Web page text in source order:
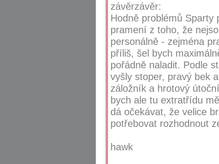
závěrzávěr:
Hodně problémů Sparty
pramení z toho, že
personálně - zejména
příliš, šel bych
pořádně naladit. Podle
vyšly stoper, pravý bek
záložník a hrotový
bych ale tu extratřídu
dá očekávat, že velice
potřebovat rozhodnout
hawk